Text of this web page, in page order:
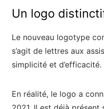
Un logo
Le nouveau logotype
s’agit de lettres aux
simplicité et d’efficacité.
En réalité, le logo a